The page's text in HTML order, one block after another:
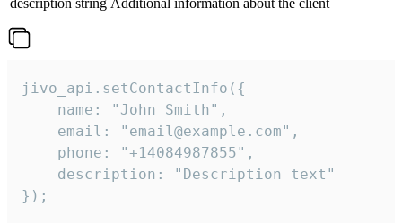
description string Additional information about the client
jivo_api.setContactInfo({
    name: "John Smith",
    email: "email@example.com",
    phone: "+14084987855",
    description: "Description text"
});